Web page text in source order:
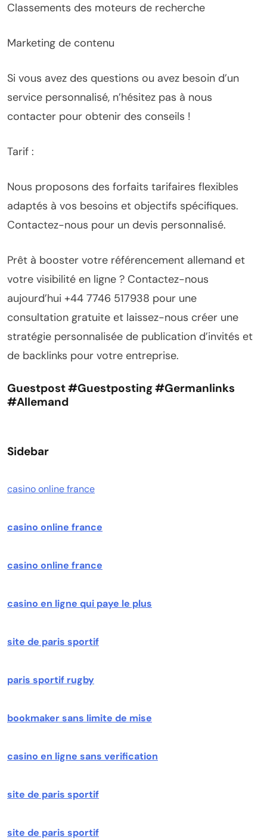
Classements des moteurs de recherche
Marketing de contenu
Si vous avez des questions ou avez besoin d’un
service personnalisé, n’hésitez pas à nous
contacter pour obtenir des conseils !
Tarif :
Nous proposons des forfaits tarifaires flexibles
adaptés à vos besoins et objectifs spécifiques.
Contactez-nous pour un devis personnalisé.
Prêt à booster votre référencement allemand et
votre visibilité en ligne ? Contactez-nous
aujourd’hui +44 7746 517938 pour une
consultation gratuite et laissez-nous créer une
stratégie personnalisée de publication d’invités et
de backlinks pour votre entreprise.
Guestpost #guestposting #germanlinks
#allemand
Sidebar
casino online france
casino online france
casino online france
casino en ligne qui paye le plus
site de paris sportif
paris sportif rugby
bookmaker sans limite de mise
casino en ligne sans verification
site de paris sportif
site de paris sportif